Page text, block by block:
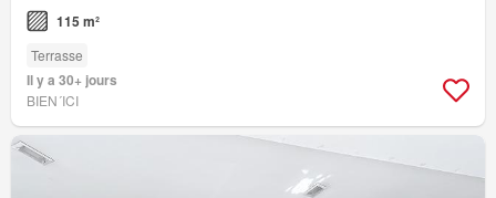
115 m²
Terrasse
Il y a 30+ jours
BIEN´ICI